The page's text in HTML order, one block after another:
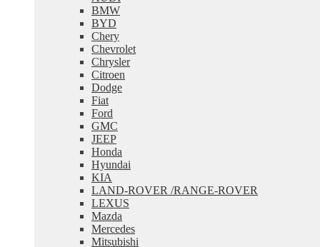
BMW
BYD
Chery
Chevrolet
Chrysler
Citroen
Dodge
Fiat
Ford
GMC
JEEP
Honda
Hyundai
KIA
LAND-ROVER /RANGE-ROVER
LEXUS
Mazda
Mercedes
Mitsubishi